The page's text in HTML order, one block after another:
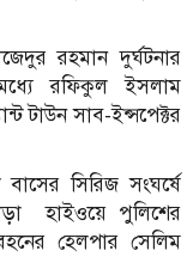
রহমান দুর্ঘটনার
রফিকুল ইসলাম
টাউন সাব-ইন্সপেক্টর
সিরিজ সংঘর্ষে
হাইওয়ে পুলিশের
হেলপার সেলিম